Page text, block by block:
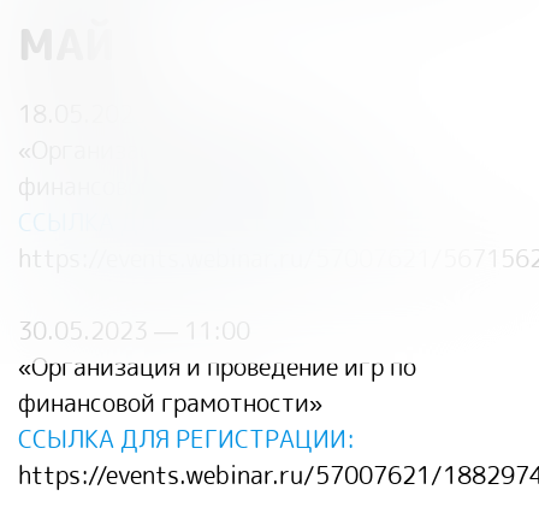
МАЙ
18.05.2023 — 15:00
«
финансовой грамотности
ССЫЛКА ДЛЯ РЕГИСТРАЦИИ:
https://events.webinar.ru/57007621/
30.05.2023 — 11:00
«Организация и проведение игр по
финансовой грамотности»
ССЫЛКА ДЛЯ РЕГИСТРАЦИИ:
https://events.webinar.ru/57007621/